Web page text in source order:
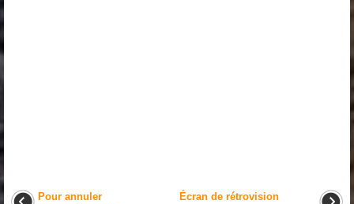
Pour annuler
Écran de rétrovision